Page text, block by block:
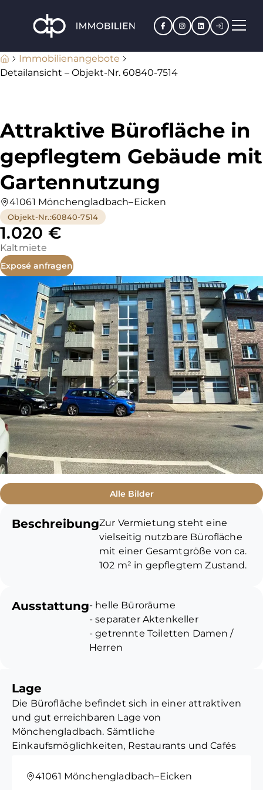
Facebook
Instagram
LinkedIn
Immobilienangebote
Detailansicht – Objekt-Nr. 60840-7514
Attraktive Bürofläche in
gepflegtem Gebäude mit
Gartennutzung
41061 Mönchengladbach–Eicken
Objekt-Nr.:60840-7514
1.020 €
Kaltmiete
Exposé anfragen
Alle Bilder
BeschreibungZur Vermietung steht eine
vielseitig nutzbare Bürofläche
mit einer Gesamtgröße von ca.
102 m² in gepflegtem Zustand.
unterschiedliche Arbeits- oder
Teamstrukturen eignen, sowie
einen separaten Aktenkeller,
der zusätzlichen Stauraum
sorgt für einen professionellen
Empfang von Kunden und
Geschäftspartnern. Die
Sanitäreinrichtungen sind
Herren ausgeführt und
Ausstattung- helle Büroräume
- separater Aktenkeller
- getrennte Toiletten Damen /
Herren
- Gartennutzung
Lage
Die Bürofläche befindet sich in einer attraktiven
und gut erreichbaren Lage von
Mönchengladbach. Sämtliche
Einkaufsmöglichkeiten, Restaurants und Cafés
Versorgung des Teams sowie kurze Wege für
41061 Mönchengladbach–Eicken